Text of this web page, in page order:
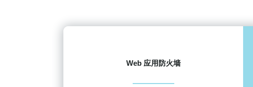
Web 应用防火墙